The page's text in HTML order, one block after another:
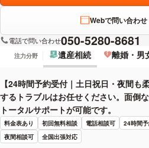
Webで問い合わせ
電話で問い合わせ050-5280-8681
注力分野 遺産相続 離婚・男
【24時間予約受付｜土日祝日・夜間も
するトラブルはお任せください。面倒
トータルサポートが可能です。
料金表あり 初回無料相談 電話相談可 24時間
夜間相談可
全国出張対応